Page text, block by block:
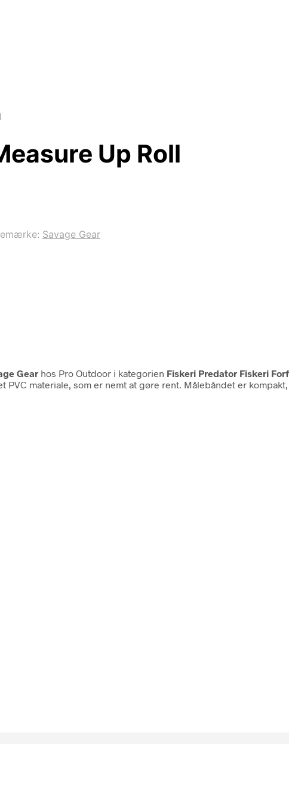
Up Roll
Savage Gear
Gear hos Pro Outdoor i kategorien Fiskeri Predator Fiskeri
PVC materiale, som er nemt at gøre rent. Målebåndet er